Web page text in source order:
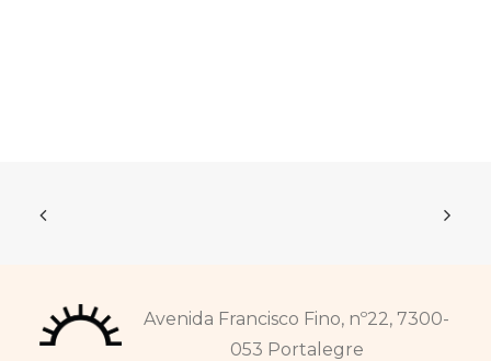
Avenida Francisco Fino, nº22, 7300-
053 Portalegre